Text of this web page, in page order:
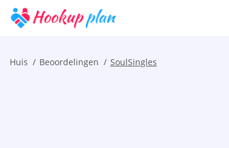
Huis Beoordelingen SoulSingles